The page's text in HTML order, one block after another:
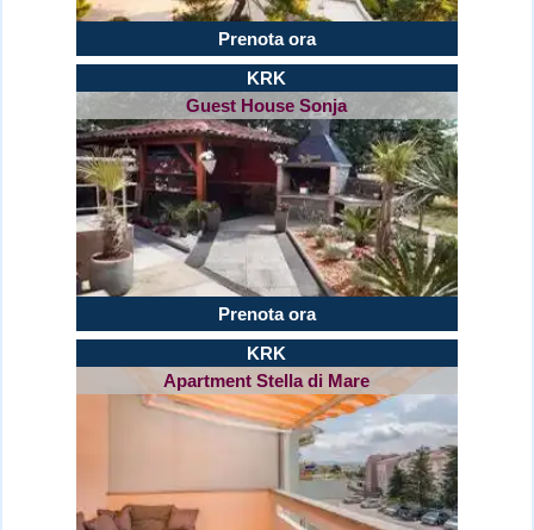
Prenota ora
KRK
Guest House Sonja
Prenota ora
KRK
Apartment Stella di Mare